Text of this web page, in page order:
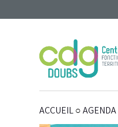
ACCUEIL○AGENDA